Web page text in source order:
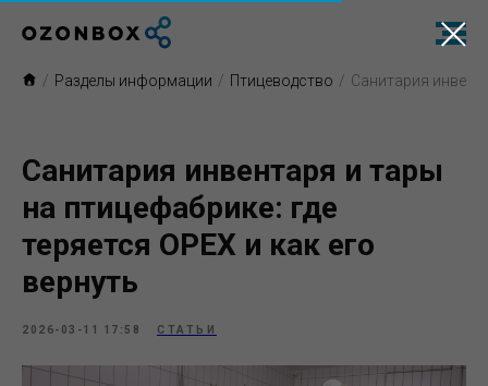
/ Разделы информации / Птицеводство / Санитария
Санитария инвентаря и тары
на птицефабрике: где
теряется OPEX и как его
вернуть
2026-03-11 17:58 СТАТЬИ